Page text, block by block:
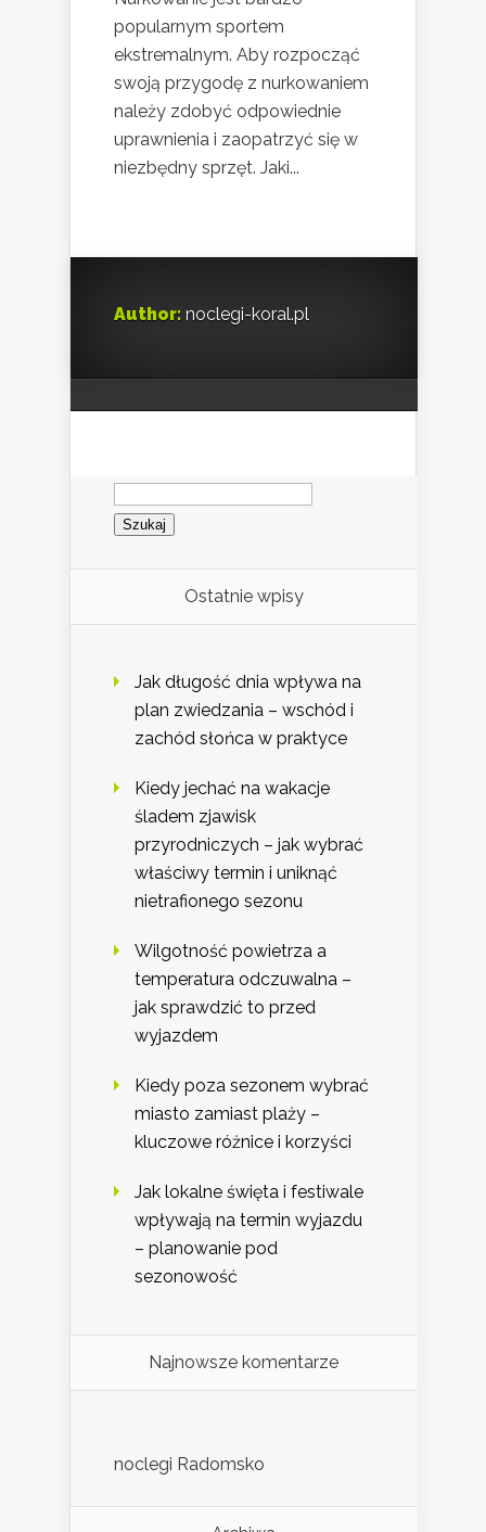
popularnym sportem
ekstremalnym. Aby rozpocząć
swoją przygodę z nurkowaniem
należy zdobyć odpowiednie
uprawnienia i zaopatrzyć się w
niezbędny sprzęt. Jaki...
Author: noclegi-koral.pl
Szukaj:
Ostatnie wpisy
Jak długość dnia wpływa na
plan zwiedzania – wschód i
zachód słońca w praktyce
Kiedy jechać na wakacje
śladem zjawisk
przyrodniczych – jak wybrać
właściwy termin i uniknąć
nietrafionego sezonu
Wilgotność powietrza a
temperatura odczuwalna –
jak sprawdzić to przed
wyjazdem
Kiedy poza sezonem wybrać
miasto zamiast plaży –
kluczowe różnice i korzyści
Jak lokalne święta i festiwale
wpływają na termin wyjazdu
– planowanie pod
sezonowość
Najnowsze komentarze
noclegi Radomsko